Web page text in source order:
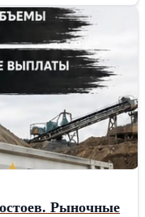
Рыночные